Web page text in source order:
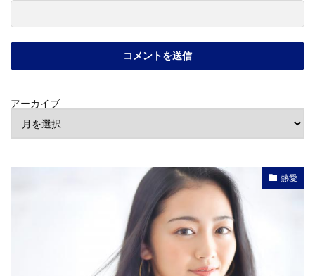
アーカイブ
熱愛